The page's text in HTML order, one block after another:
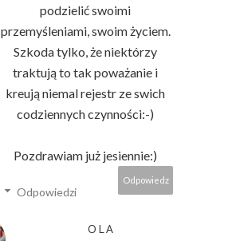
podzielić swoimi
przemyśleniami, swoim życiem.
Szkoda tylko, że niektórzy
traktują to tak poważanie i
kreują niemal rejestr ze swich
codziennych czynności:-)
Pozdrawiam już jesiennie:)
Odpowiedz
Odpowiedzi
OLA